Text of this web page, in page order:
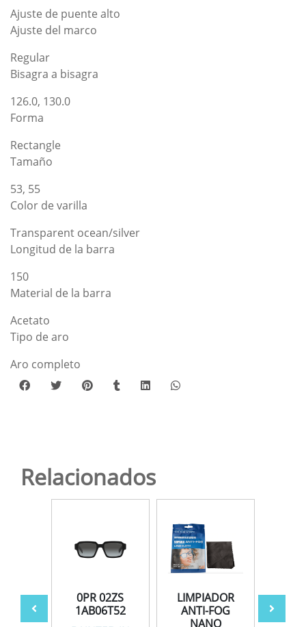
Ajuste de puente alto
Ajuste del marco
Regular
Bisagra a bisagra
126.0, 130.0
Forma
Rectangle
Tamaño
53, 55
Color de varilla
Transparent ocean/silver
Longitud de la barra
150
Material de la barra
Acetato
Tipo de aro
Aro completo
Relacionados
0PR 02ZS
1AB06T52
LIMPIADOR
ANTI-FOG
NANO